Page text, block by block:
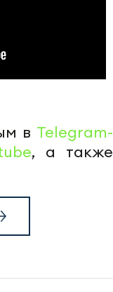
в Telegram-
, а также